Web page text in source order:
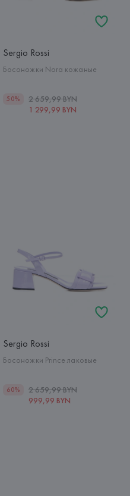
Sergio Rossi
Босоножки Nora кожаные
50%
2 659,99 BYN
1 299,99 BYN
Sergio Rossi
Босоножки Prince лаковые
60%
2 659,99 BYN
999,99 BYN